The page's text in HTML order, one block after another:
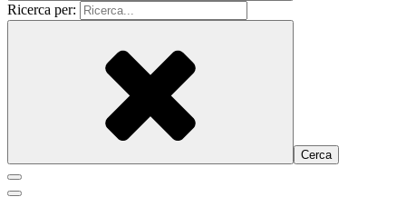
Ricerca per: